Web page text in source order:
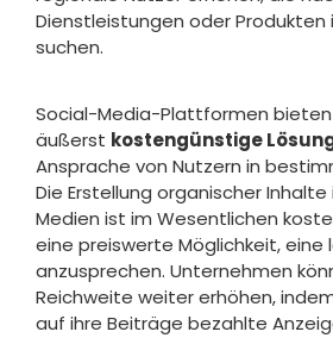
Dienstleistungen oder Produkten
suchen.
Social-Media-Plattformen
äußerst kostengünstige
Ansprache von Nutzern in
Die Erstellung organischer Inhalte
Medien ist im Wesentlichen
eine preiswerte Möglichkeit, eine
anzusprechen. Unternehmen
Reichweite weiter erhöhen,
auf ihre Beiträge bezahlte